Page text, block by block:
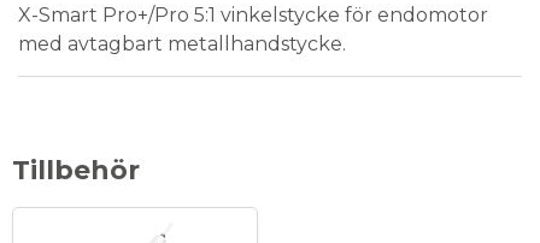
X-Smart Pro+/Pro 5:1 vinkelstycke för endomotor
med avtagbart metallhandstycke.
Tillbehör